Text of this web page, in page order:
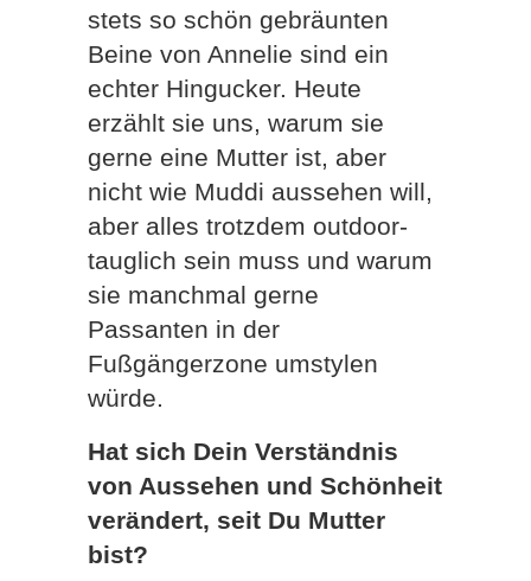
stets so schön gebräunten
Beine von Annelie sind ein
echter Hingucker. Heute
erzählt sie uns, warum sie
gerne eine Mutter ist, aber
nicht wie Muddi aussehen will,
aber alles trotzdem outdoor-
tauglich sein muss und warum
sie manchmal gerne
Passanten in der
Fußgängerzone umstylen
würde.
Hat sich Dein Verständnis
von Aussehen und Schönheit
verändert, seit Du Mutter
bist?